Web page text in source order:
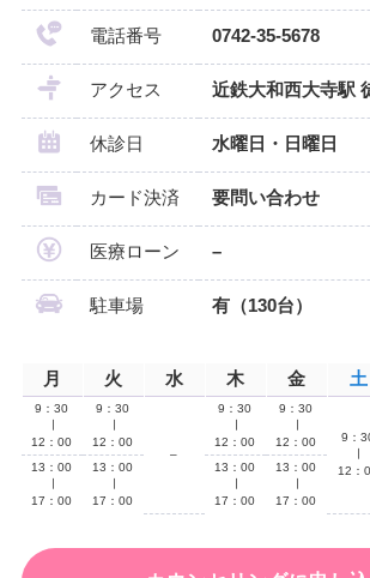
電話番号 0742-35-5678
アクセス 近鉄大和西大寺駅
休診日 水曜日・日曜日
カード決済 要問い合わせ
医療ローン –
駐車場 有（130台）
月 火 水 木 金 土
9：30
12：00
9：30
12：00
–
9：30
12：00
9：30
12：00
9：
12：
13：00
17：00
13：00
17：00
13：00
17：00
13：00
17：00